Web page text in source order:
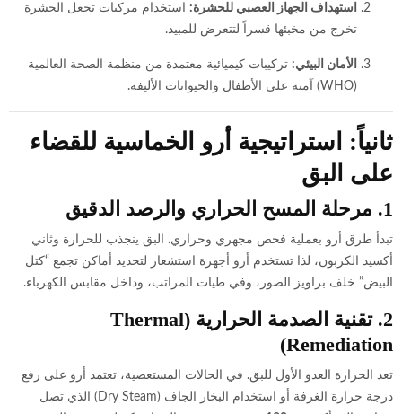
استهداف الجهاز العصبي للحشرة: استخدام مركبات تجعل الحشرة
تخرج من مخبئها قسراً لتتعرض للمبيد.
الأمان البيئي: تركيبات كيميائية معتمدة من منظمة الصحة العالمية
(WHO) آمنة على الأطفال والحيوانات الأليفة.
ثانياً: استراتيجية أرو الخماسية للقضاء
على البق
1. مرحلة المسح الحراري والرصد الدقيق
تبدأ طرق أرو بعملية فحص مجهري وحراري. البق ينجذب للحرارة وثاني
أكسيد الكربون، لذا تستخدم أرو أجهزة استشعار لتحديد أماكن تجمع “كتل
البيض” خلف براويز الصور، وفي طيات المراتب، وداخل مقابس الكهرباء.
2. تقنية الصدمة الحرارية (Thermal
Remediation)
تعد الحرارة العدو الأول للبق. في الحالات المستعصية، تعتمد أرو على رفع
درجة حرارة الغرفة أو استخدام البخار الجاف (Dry Steam) الذي تصل